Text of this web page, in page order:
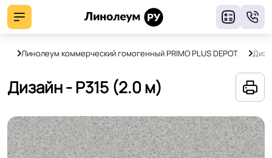
Линолеум коммерческий гомогенный PRIMO PLUS DEPOT
Дизайн - P315 (2.0 м)